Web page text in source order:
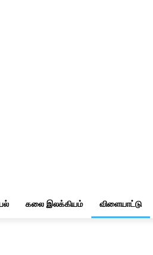
கலை இலக்கியம் விளையாட்டு